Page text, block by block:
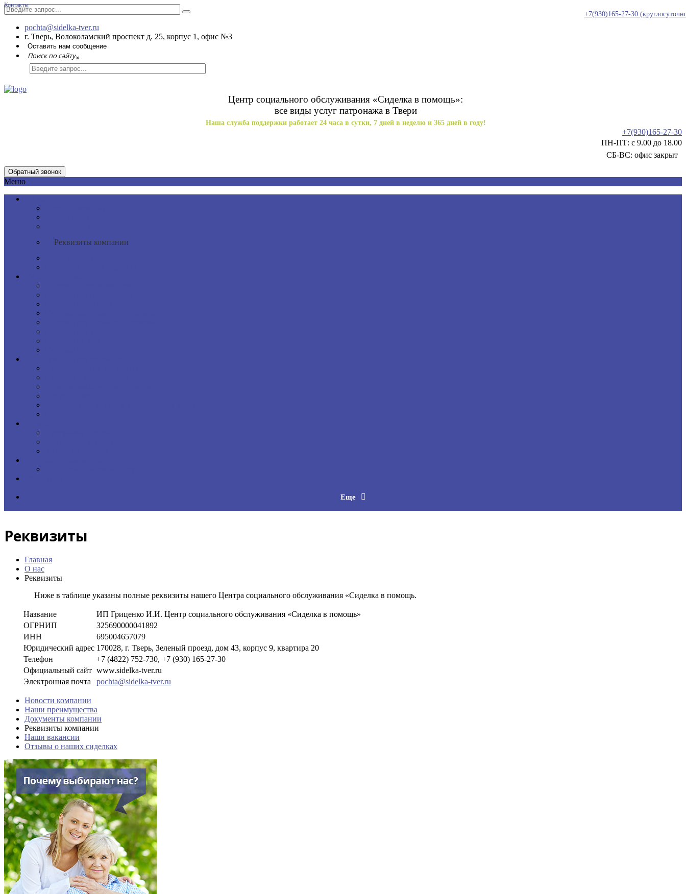
Контакты
+7(930)165-27-30
pochta@sidelka-tver.ru
г. Тверь, Волоколамский проспект д. 25, корпус 1, офис №3
Оставить нам сообщение
Поиск по сайту×
Центр социального обслуживания «Сиделка в помощь»:
все виды услуг патронажа в Твери
Наша служба поддержки работает 24 часа в сутки, 7 дней в неделю и 365 дней в году!
+7(930)165-27-30
ПН-ПТ: с 9.00 до 18.00
СБ-ВС: офис закрыт
Обратный звонок
Меню
Реквизиты компании
Еще
Реквизиты
Главная
О нас
Реквизиты
Ниже в таблице указаны полные реквизиты нашего Центра социального обслуживания «Сиделка в помощь.
Название
ИП Гриценко И.И. Центр социального обслуживания «Сиделка в помощь»
ОГРНИП
325690000041892
ИНН
695004657079
Юридический адрес 170028, г. Тверь, Зеленый проезд, дом 43, корпус 9, квартира 20
Телефон
+7 (4822) 752-730, +7 (930) 165-27-30
Официальный сайт www.sidelka-tver.ru
Электронная почта
pochta@sidelka-tver.ru
Новости компании
Наши преимущества
Документы компании
Реквизиты компании
Наши вакансии
Отзывы о наших сиделках